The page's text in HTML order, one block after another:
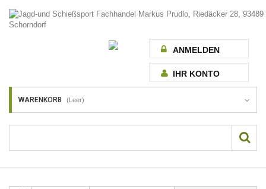
ANMELDEN
IHR KONTO
WARENKORB (Leer)